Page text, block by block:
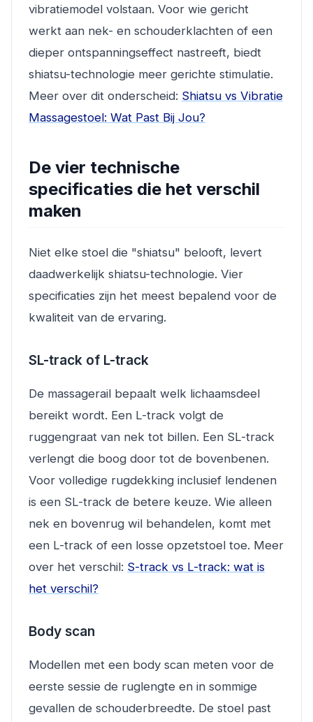
vibratiemodel volstaan. Voor wie gericht
werkt aan nek- en schouderklachten of een
dieper ontspanningseffect nastreeft, biedt
shiatsu-technologie meer gerichte stimulatie.
Meer over dit onderscheid: Shiatsu vs Vibratie
Massagestoel: Wat Past Bij Jou?
De vier technische
specificaties die het verschil
maken
Niet elke stoel die "shiatsu" belooft, levert
daadwerkelijk shiatsu-technologie. Vier
specificaties zijn het meest bepalend voor de
kwaliteit van de ervaring.
SL-track of L-track
De massagerail bepaalt welk lichaamsdeel
bereikt wordt. Een L-track volgt de
ruggengraat van nek tot billen. Een SL-track
verlengt die boog door tot de bovenbenen.
Voor volledige rugdekking inclusief lendenen
is een SL-track de betere keuze. Wie alleen
nek en bovenrug wil behandelen, komt met
een L-track of een losse opzetstoel toe. Meer
over het verschil: S-track vs L-track: wat is
het verschil?
Body scan
Modellen met een body scan meten voor de
eerste sessie de ruglengte en in sommige
gevallen de schouderbreedte. De stoel past